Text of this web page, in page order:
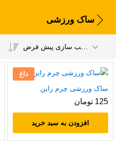
ساک ورزشی
داغ
ساک ورزشی چرم راین
125 تومان
افزودن به سبد خرید